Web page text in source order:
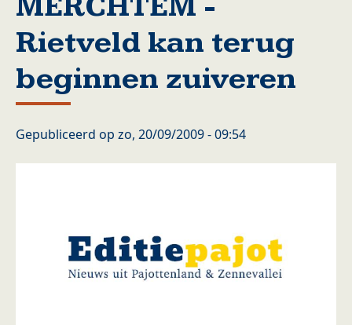
Rietveld kan terug
beginnen zuiveren
Gepubliceerd op zo, 20/09/2009 - 09:54